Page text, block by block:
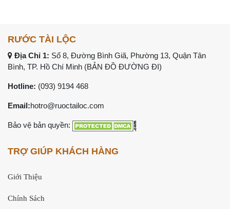
RƯỚC TÀI LỘC
Địa Chỉ 1: Số 8, Đường Bình Giã, Phường 13, Quận Tân
Bình, TP. Hồ Chí Minh (BẢN ĐỒ ĐƯỜNG ĐI)
Hotline: (093) 9194 468
Email:hotro@ruoctailoc.com
Bảo vệ bản quyền:
TRỢ GIÚP KHÁCH HÀNG
Giới Thiệu
Chính Sách